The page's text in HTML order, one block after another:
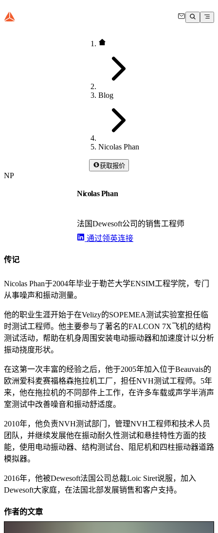
Blog
Nicolas Phan
获取报价
NP
Nicolas Phan
法国Dewesoft公司的销售工程师
通过领英连接
传记
Nicolas Phan于2004年毕业于勒芒大学ENSIM工程学院，专门
从事噪声和振动测量。
他的职业生涯开始于在Velizy的SOPEMEA测试实验室担任临
时测试工程师。他主要参与了著名的FALCON 7X飞机的结构
测试活动，帮助在机身周围安装电动振动器和加速度计以分析
振动挠度形状。
在这第一次丰富的经验之后，他于2005年加入位于Beauvais的
欧洲爱科麦赛福格森拖拉机工厂，担任NVH测试工程师。5年
来，他在拖拉机的不同部件上工作，在许多车载或声学半消声
室测试中改善噪音和振动舒适度。
2010年，他负责NVH测试部门，管理NVH工程师和技术人员
团队，并继续发展他在振动耐久性测试和悬挂特性方面的技
能，使用电动振动器、结构测试台、阻尼机和四柱振动器道路
模拟器。
2016年，他被Dewesoft法国公司总裁Loic Siret说服，加入
Dewesoft大家庭，在法国北部发展销售和客户支持。
作者的文章